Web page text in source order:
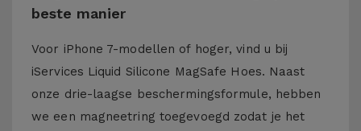
beste manier
Voor iPhone 7-modellen of hoger, vind u bij
iServices Liquid Silicone MagSafe Hoes. Naast
onze drie-laagse beschermingsformule, hebben
we een magneetring toegevoegd zodat je het